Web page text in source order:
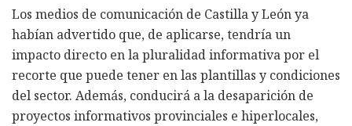
Los medios de comunicación de Castilla y León ya
habían advertido que, de aplicarse, tendría un
impacto directo en la pluralidad informativa por el
recorte que puede tener en las plantillas y condiciones
del sector. Además, conducirá a la desaparición de
proyectos informativos provinciales e hiperlocales,